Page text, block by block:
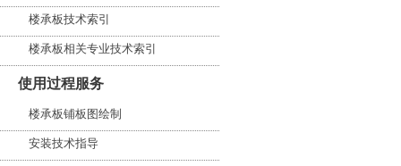
楼承板技术索引
楼承板相关专业技术索引
使用过程服务
楼承板铺板图绘制
安装技术指导